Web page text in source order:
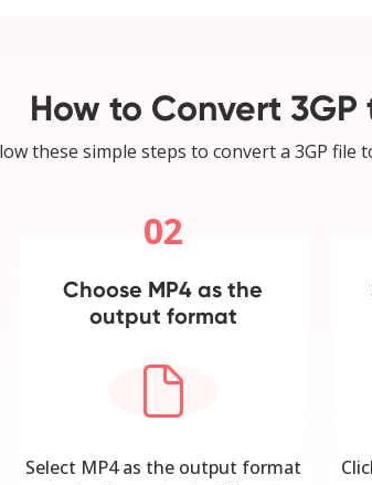
How to Convert 3GP
these simple steps to convert a 3GP file
02
Choose MP4 as the
output format
Select MP4 as the output format